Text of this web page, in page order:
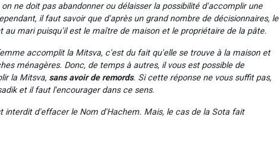
ne doit pas abandonner ou délaisser la possibilité d'accomplir une
il faut savoir que d'après un grand nombre de décisionnaires, le
au mari puisqu'il est le maître de maison et le propriétaire de la pâte.
accomplit la Mitsva, c'est du fait qu'elle se trouve à la maison et
ménagères. Donc, de temps à autres, il vous est possible de
la Mitsva, sans avoir de remords. Si cette réponse ne vous suffit pas,
et il faut l'encourager dans ce sens.
interdit d'effacer le Nom d'Hachem. Mais, le cas de la Sota fait